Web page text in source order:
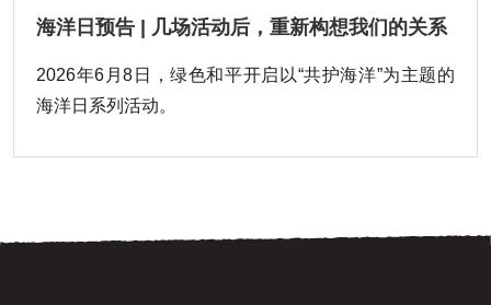
海洋日预告 | 几场活动后，重新构想我们的关系
2026年6月8日，绿色和平开启以“共护海洋”为主题的
海洋日系列活动。